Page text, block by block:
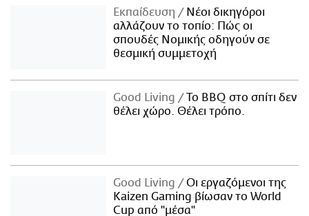
Εκπαίδευση
Νέοι δικηγόροι
αλλάζουν το τοπίο: Πώς οι
σπουδές Νομικής οδηγούν σε
θεσμική συμμετοχή
Good Living
Το BBQ στο σπίτι δεν
θέλει χώρο. Θέλει τρόπο.
Good Living
Οι εργαζόμενοι της
Kaizen Gaming βίωσαν το World
Cup από "μέσα"